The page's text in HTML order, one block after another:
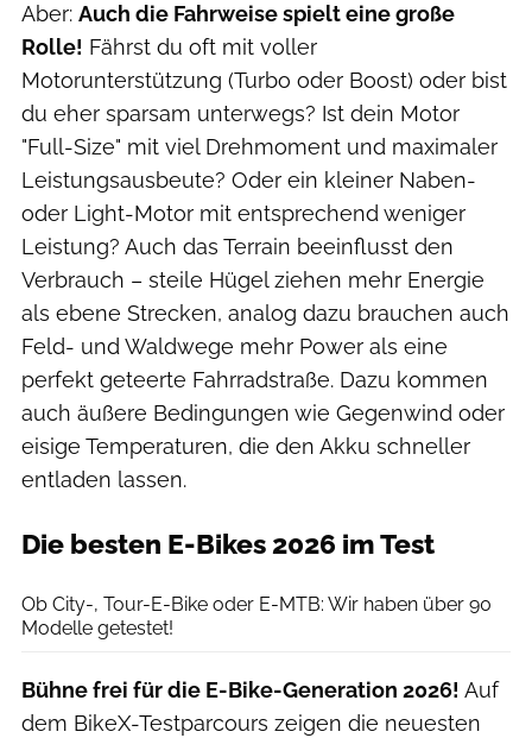
Aber: Auch die Fahrweise spielt eine große
Rolle! Fährst du oft mit voller
Motorunterstützung (Turbo oder Boost) oder bist
du eher sparsam unterwegs? Ist dein Motor
"Full-Size" mit viel Drehmoment und maximaler
Leistungsausbeute? Oder ein kleiner Naben-
oder Light-Motor mit entsprechend weniger
Leistung? Auch das Terrain beeinflusst den
Verbrauch – steile Hügel ziehen mehr Energie
als ebene Strecken, analog dazu brauchen auch
Feld- und Waldwege mehr Power als eine
perfekt geteerte Fahrradstraße. Dazu kommen
auch äußere Bedingungen wie Gegenwind oder
eisige Temperaturen, die den Akku schneller
entladen lassen.
Die besten E-Bikes 2026 im Test
Ob City-, Tour-E-Bike oder E-MTB: Wir haben über 90
Modelle getestet!
Bühne frei für die E-Bike-Generation 2026! Auf
dem BikeX-Testparcours zeigen die neuesten